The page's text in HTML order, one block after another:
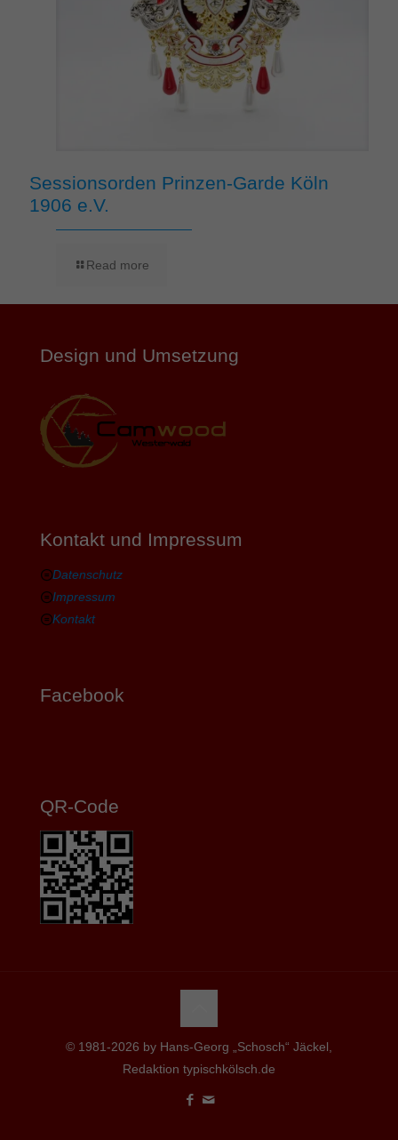
Sessionsorden Prinzen-Garde Köln
1906 e.V.
Read more
Design und Umsetzung
Kontakt und Impressum
Datenschutz
Impressum
Kontakt
Facebook
QR-Code
© 1981-2026 by Hans-Georg „Schosch“ Jäckel,
Redaktion typischkölsch.de